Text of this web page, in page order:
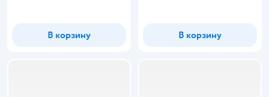
В корзину В корзину